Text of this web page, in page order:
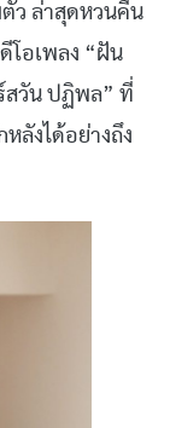
ว ล่าสุดหวนคืน
โอเพลง “ฝัน
สวัน ปฏิพล” ที่
ลังได้อย่างถึง